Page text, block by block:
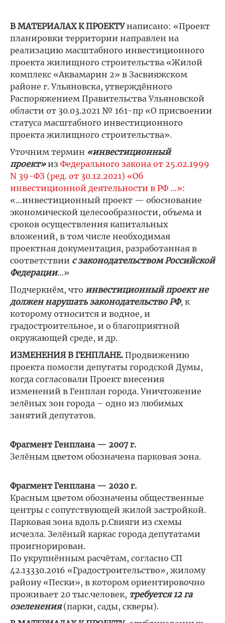
В МАТЕРИАЛАХ К ПРОЕКТУнаписано: «Проект
планировки территории направлен на
реализацию масштабного инвестиционного
проекта жилищного строительства «Жилой
комплекс «Аквамарин 2» в Засвияжском
районе г. Ульяновска, утверждённого
Распоряжением Правительства Ульяновской
области от 30.03.2021 № 161-пр «О присвоении
статуса масштабного инвестиционного
проекта жилищного строительства».
Уточним термин «инвестиционный
проект»из Федерального закона от 25.02.1999
N 39-ФЗ (ред. от 30.12.2021) «Об
инвестиционной деятельности в РФ …»:
«…инвестиционный проект — обоснование
экономической целесообразности, объема и
сроков осуществления капитальных
вложений, в том числе необходимая
проектная документация, разработанная в
соответствии с законодательством Российской
Федерации…»
Подчеркнём, что инвестиционный проект не
должен нарушать законодательство РФ, к
которому относится и водное, и
градостроительное, и о благоприятной
окружающей среде, и др.
ИЗМЕНЕНИЯ В ГЕНПЛАНЕ. Продвижению
проекта помогли депутаты городской Думы,
когда согласовали Проект внесения
изменений в Генплан города. Уничтожение
зелёных зон города – одно из любимых
занятий депутатов.
Фрагмент Генплана — 2007 г.
Зелёным цветом обозначена парковая зона.
Фрагмент Генплана — 2020 г.
Красным цветом обозначены общественные
центры с сопутствующей жилой застройкой.
Парковая зона вдоль р.Свияги из схемы
исчезла. Зелёный каркас города депутатами
проигнорирован.
По укрупнённым расчётам, согласно СП
42.13330.2016 «Градостроительство», жилому
району «Пески», в котором ориентировочно
проживает 20 тыс.человек, требуется 12 га
озеленения(парки, сады, скверы).